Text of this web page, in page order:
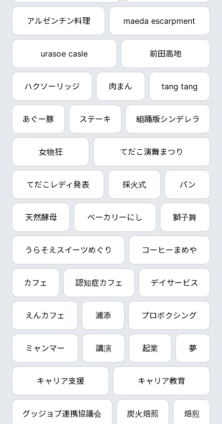
アルゼンチン料理 maeda escarpment
urasoe casle 前田高地
ハクソーリッジ 肉まん tang tang
あぐー豚 ステーキ 組踊版シンデレラ
女物狂 てだこ演舞まつり
てだこレディ発表 採火式 パン
天然酵母 ベーカリーにし 獅子舞
うらそえスイーツめぐり コーヒーまめや
カフェ 認知症カフェ デイサービス
えんカフェ 浦添 プロボクシング
ミャンマー 講演 起業 夢
キャリア支援 キャリア教育
グッジョブ連携協議会 炭火焙煎 焙煎